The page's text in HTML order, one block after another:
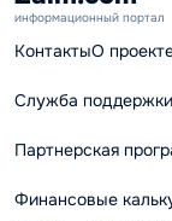
информационный портал
КонтактыО
Служба поддержки
Партнерская
Финансовые